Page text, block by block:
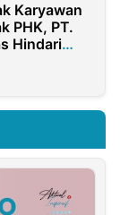
Karyawan
PHK, PT.
Hindari